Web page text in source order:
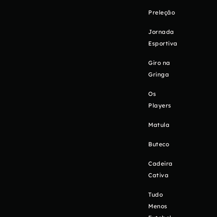
Preleção
Jornada
Esportiva
Giro na
Gringa
Os
Players
Matula
Buteco
Cadeira
Cativa
Tudo
Menos